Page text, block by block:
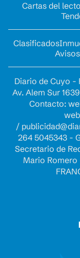
Cartas del
Clasificados
Diario de Cuyo -
Av. Alem Sur
Contacto:
/
264 5045343 -
Secretario de
Mario